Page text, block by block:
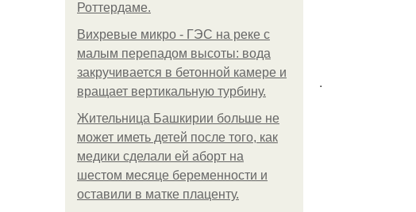
Роттердаме.
Вихревые микро - ГЭС на реке с
малым перепадом высоты: вода
закручивается в бетонной камере и
вращает вертикальную турбину.
Жительница Башкирии больше не
может иметь детей после того, как
медики сделали ей аборт на
шестом месяце беременности и
оставили в матке плаценту.
.